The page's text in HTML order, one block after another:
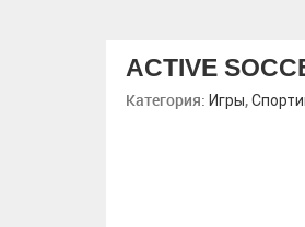
ACTIVE
Категория: Игры,